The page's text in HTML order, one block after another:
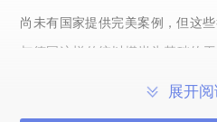
尚未有国家提供完美案例，但这
与德国这样传统以煤炭为基础的
实现净零目标；每个城市都应该
展开